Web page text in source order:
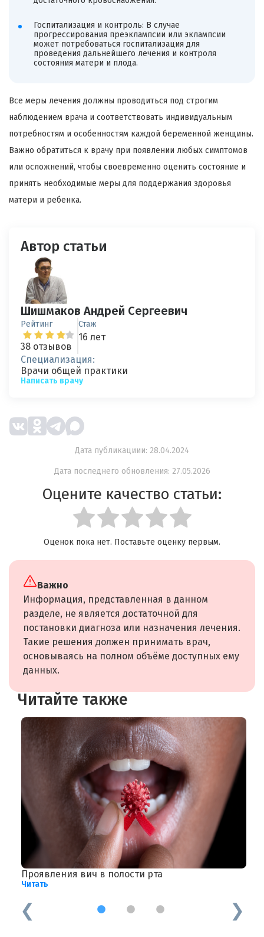
Госпитализация и контроль: В случае
прогрессирования преэклампсии или эклампсии
может потребоваться госпитализация для
проведения дальнейшего лечения и контроля
состояния матери и плода.
Все меры лечения должны проводиться под строгим
наблюдением врача и соответствовать индивидуальным
потребностям и особенностям каждой беременной женщины.
Важно обратиться к врачу при появлении любых симптомов
или осложнений, чтобы своевременно оценить состояние и
принять необходимые меры для поддержания здоровья
матери и ребенка.
Автор статьи
Шишмаков Андрей Сергеевич
Рейтинг
38 отзывов
Стаж
16 лет
Специализация:
Врачи общей практики
Написать врачу
Дата публикациии: 28.04.2024
Дата последнего обновления: 27.05.2026
Оцените качество статьи:
Оценок пока нет. Поставьте оценку первым.
Важно
Информация, представленная в данном
разделе, не является достаточной для
постановки диагноза или назначения лечения.
Такие решения должен принимать врач,
основываясь на полном объёме доступных ему
данных.
Читайте также
Проявления вич в полости рта
Читать
1 2 3